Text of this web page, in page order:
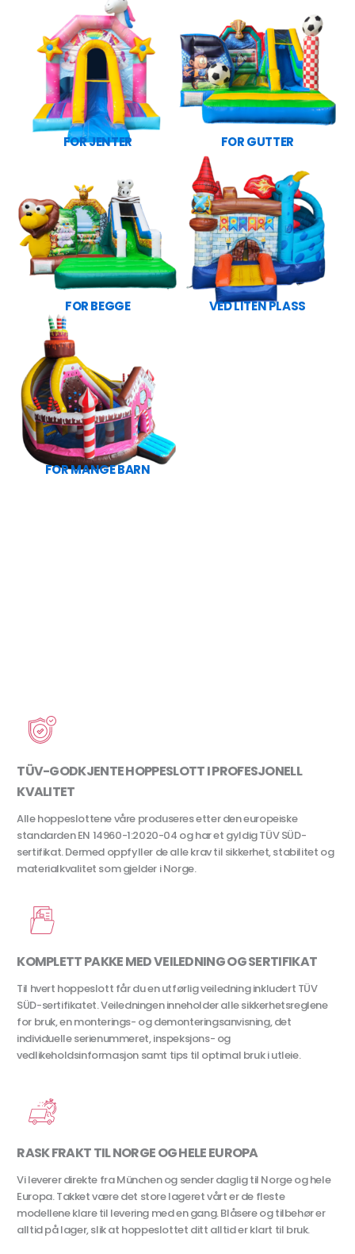
FOR JENTER FOR GUTTER
FOR BEGGE VED LITEN PLASS
FOR MANGE BARN
TÜV-GODKJENTE HOPPESLOTT I PROFESJONELL
KVALITET
Alle hoppeslottene våre produseres etter den europeiske
standarden EN 14960-1:2020-04 og har et gyldig TÜV SÜD-
sertifikat. Dermed oppfyller de alle krav til sikkerhet, stabilitet og
materialkvalitet som gjelder i Norge.
KOMPLETT PAKKE MED VEILEDNING OG SERTIFIKAT
Til hvert hoppeslott får du en utførlig veiledning inkludert TÜV
SÜD-sertifikatet. Veiledningen inneholder alle sikkerhetsreglene
for bruk, en monterings- og demonteringsanvisning, det
individuelle serienummeret, inspeksjons- og
vedlikeholdsinformasjon samt tips til optimal bruk i utleie.
RASK FRAKT TIL NORGE OG HELE EUROPA
Vi leverer direkte fra München og sender daglig til Norge og hele
Europa. Takket være det store lageret vårt er de fleste
modellene klare til levering med en gang. Blåsere og tilbehør er
alltid på lager, slik at hoppeslottet ditt alltid er klart til bruk.